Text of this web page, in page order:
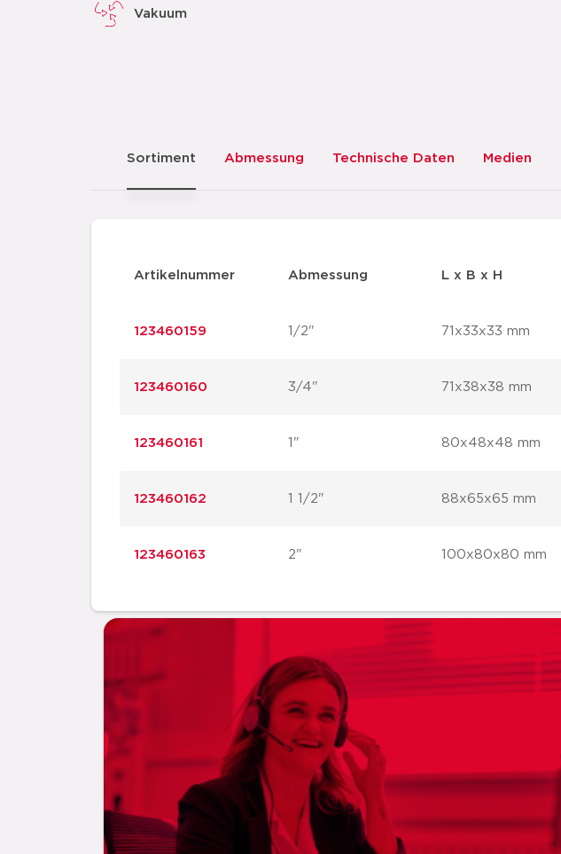
Vakuum
Sortiment Abmessung Technische Daten Medien
Artikelnummer Abmessung L x B x H
123460159 1/2" 71x33x33 mm
123460160 3/4" 71x38x38 mm
123460161 1" 80x48x48 mm
123460162 1 1/2" 88x65x65 mm
123460163 2" 100x80x80 mm